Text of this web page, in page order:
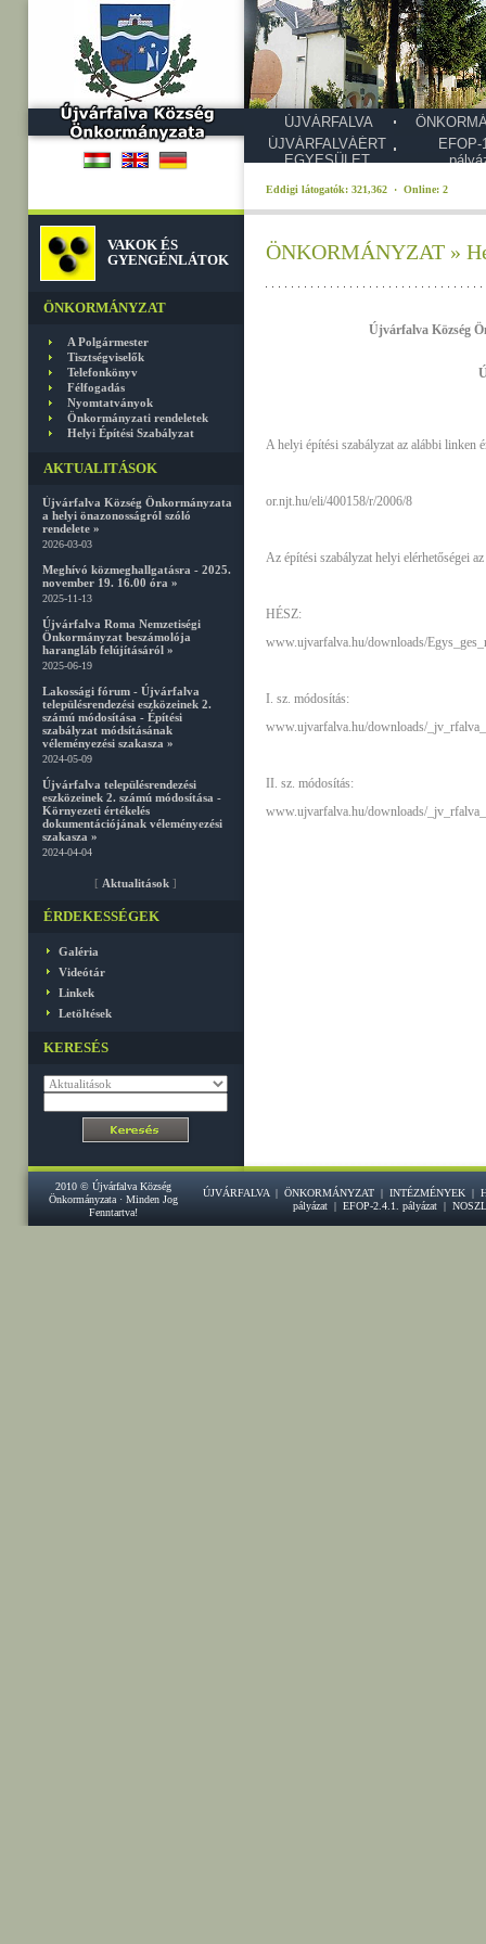
ÚJVÁRFALVA
ÚJVÁRFALVÁÉRT
EGYESÜLET
EFOP-
Eddigi látogatók: 321,362 · Online: 2
VAKOK ÉS
GYENGÉNLÁTOK
ÖNKORMÁNYZAT
A Polgármester
Tisztségviselők
Telefonkönyv
Félfogadás
Nyomtatványok
Önkormányzati rendeletek
Helyi Építési Szabályzat
AKTUALITÁSOK
Újvárfalva Község Önkormányzata
a helyi önazonosságról szóló
rendelete »
2026-03-03
Meghívó közmeghallgatásra - 2025.
november 19. 16.00 óra »
2025-11-13
Újvárfalva Roma Nemzetiségi
Önkormányzat beszámolója
harangláb felújításáról »
2025-06-19
Lakossági fórum - Újvárfalva
településrendezési eszközeinek 2.
számú módosítása - Építési
szabályzat módsításának
véleményezési szakasza »
2024-05-09
Újvárfalva településrendezési
eszközeinek 2. számú módosítása -
Környezeti értékelés
dokumentációjának véleményezési
szakasza »
2024-04-04
[ Aktualitások ]
ÉRDEKESSÉGEK
Galéria
Videótár
Linkek
Letöltések
KERESÉS
ÖNKORMÁNYZAT »
Újvárfalva Község
A helyi építési szabályzat az alábbi linken
or.njt.hu/eli/400158/r/2006/8
Az építési szabályzat helyi elérhetőségei
HÉSZ:
www.ujvarfalva.hu/downloads/
I. sz. módosítás:
www.ujvarfalva.hu/downloads/
II. sz. módosítás:
www.ujvarfalva.hu/downloads/
2010 © Újvárfalva Község
Önkormányzata · Minden Jog
Fenntartva!
ÚJVÁRFALVA | ÖNKORMÁNYZAT | INTÉZMÉNYEK |
pályázat| EFOP-2.4.1. pályázat|